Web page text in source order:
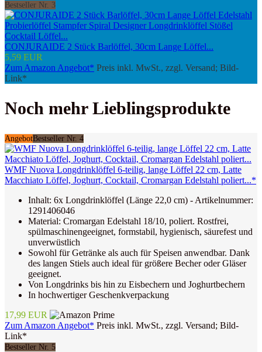
Bestseller Nr. 3
CONJURAIDE 2 Stück Barlöffel, 30cm Lange Löffel...
5,59 EUR
Zum Amazon Angebot* Preis inkl. MwSt., zzgl. Versand; Bild-
Link*
Noch mehr Lieblingsprodukte
AngebotBestseller Nr. 4
WMF Nuova Longdrinklöffel 6-teilig, lange Löffel 22 cm, Latte
Macchiato Löffel, Joghurt, Cocktail, Cromargan Edelstahl poliert...*
Inhalt: 6x Longdrinklöffel (Länge 22,0 cm) - Artikelnummer:
1291406046
Material: Cromargan Edelstahl 18/10, poliert. Rostfrei,
spülmaschinengeeignet, formstabil, hygienisch, säurefest und
unverwüstlich
Sowohl für Getränke als auch für Speisen anwendbar. Dank
des langen Stiels auch ideal für größere Becher oder Gläser
geeignet.
Von Longdrinks bis hin zu Eisbechern und Joghurtbechern
In hochwertiger Geschenkverpackung
17,99 EUR
Zum Amazon Angebot* Preis inkl. MwSt., zzgl. Versand; Bild-
Link*
Bestseller Nr. 5